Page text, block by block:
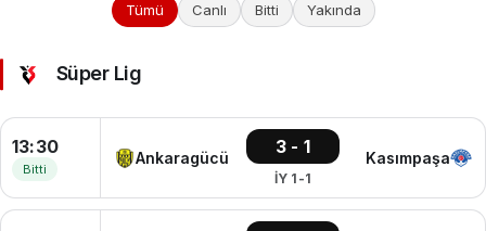
Tümü Canlı Bitti Yakında
Süper Lig
13:30
Bitti
Ankaragücü
3 - 1
İY 1-1
Kasımpaşa